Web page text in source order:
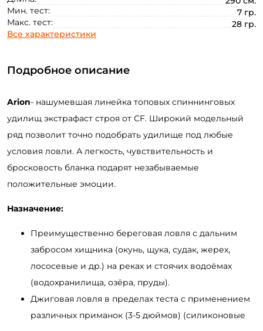
Мин. тест:
7 гр.
Макс. тест:
28 гр.
Все характеристики
Подробное описание
Arion- нашумевшая линейка топовых спиннинговых
удилищ экстрафаст строя от CF. Широкий модельный
ряд позволит точно подобрать удилище под любые
условия ловли. А легкость, чувствительность и
бросковость бланка подарят незабываемые
положительные эмоции.
Назначение:
Преимущественно береговая ловля с дальним
забросом хищника (окунь, щука, судак, жерех,
лососевые и др.) на реках и стоячих водоёмах
(водохранилища, озёра, пруды).
Джиговая ловля в пределах теста с применением
различных приманок (3-5 дюймов) (силиконовые